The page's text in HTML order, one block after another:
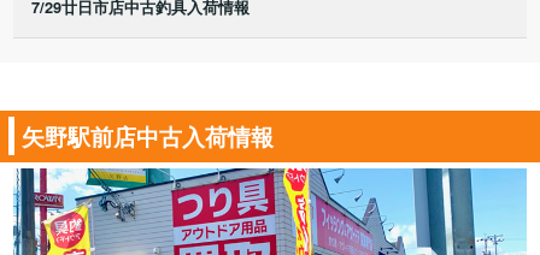
7/29廿日市店中古釣具入荷情報
矢野駅前店中古入荷情報